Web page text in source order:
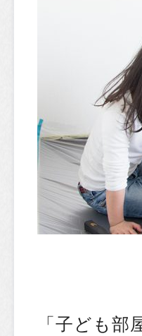
「子ども部